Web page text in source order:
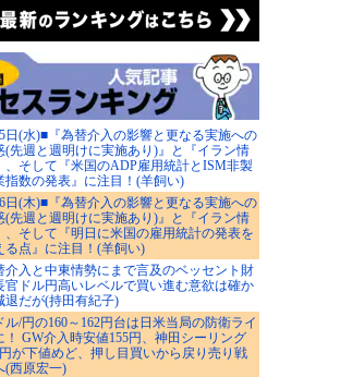
日(水)■『為替介入の影響と更なる実施への
(先週と週明けに実施あり)』と『イラン情
、そして『米国のADP雇用統計とISM非製
指数の発表』に注目！(羊飼い)
日(木)■『為替介入の影響と更なる実施への
(先週と週明けに実施あり)』と『イラン情
、そして『明日に米国の雇用統計の発表を
る点』に注目！(羊飼い)
介入と中東情勢にまで言及のベッセント財
官ドル円高いレベルで買い進む意欲は確か
退だが(持田有紀子)
ル/円の160～162円台は日米当局の防衛ライ
！ GW介入時安値155円、神田シーリング
が下値めど、押し目買いから戻り売り戦
(西原宏一)